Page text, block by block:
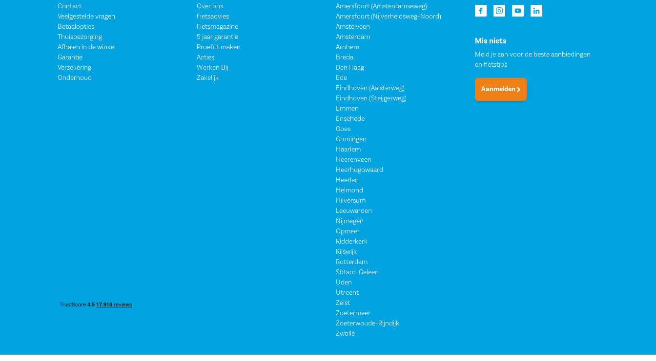
Contact
Veelgestelde vragen
Betaalopties
Thuisbezorging
Afhalen in de winkel
Garantie
Verzekering
Onderhoud
Over ons
Fietsadvies
Fietsmagazine
5 jaar garantie
Proefrit maken
Acties
Werken Bij
Zakelijk
Amersfoort (Amsterdamseweg)
Amersfoort (Nijverheidsweg-Noord)
Amstelveen
Amsterdam
Arnhem
Breda
Den Haag
Ede
Eindhoven (Aalsterweg)
Eindhoven (Steijgerweg)
Emmen
Enschede
Goes
Groningen
Haarlem
Heerenveen
Heerhugowaard
Heerlen
Helmond
Hilversum
Leeuwarden
Nijmegen
Opmeer
Ridderkerk
Rijswijk
Rotterdam
Sittard-Geleen
Uden
Utrecht
Zeist
Zoetermeer
Zoeterwoude-Rijndijk
Zwolle
Mis niets
Meld je aan voor de beste aanbiedingen
en fietstips
Aanmelden